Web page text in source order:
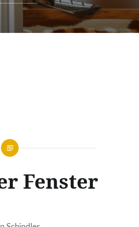
Fenster